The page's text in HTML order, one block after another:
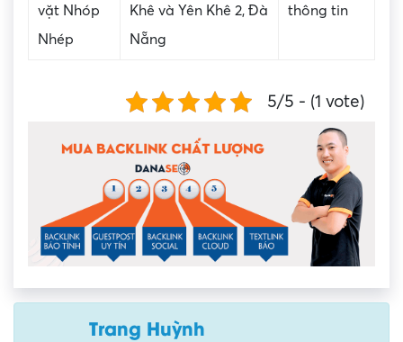
vặt Nhóp
Nhép
Khê và Yên Khê 2, Đà
Nẵng
thông tin
5/5 - (1 vote)
Trang Huỳnh